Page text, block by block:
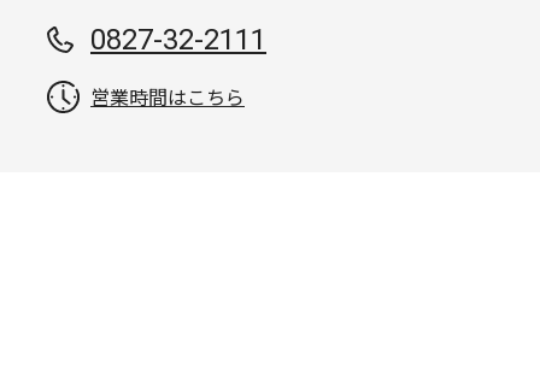
0827-32-2111
営業時間はこちら